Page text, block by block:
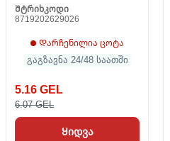
Შტრიხკოდი
8719202629026
Დარჩენილია ცოტა
გაგზავნა 24/48 საათში
5.16 GEL
6.07 GEL
Ყიდვა